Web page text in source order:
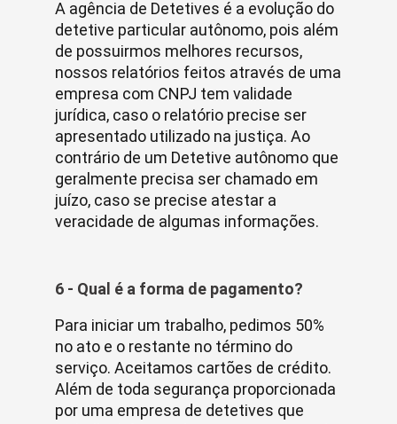
A agência de Detetives é a evolução do
detetive particular autônomo, pois além
de possuirmos melhores recursos,
nossos relatórios feitos através de uma
empresa com CNPJ tem validade
jurídica, caso o relatório precise ser
apresentado utilizado na justiça. Ao
contrário de um Detetive autônomo que
geralmente precisa ser chamado em
juízo, caso se precise atestar a
veracidade de algumas informações.
6 - Qual é a forma de pagamento?
Para iniciar um trabalho, pedimos 50%
no ato e o restante no término do
serviço. Aceitamos cartões de crédito.
Além de toda segurança proporcionada
por uma empresa de detetives que